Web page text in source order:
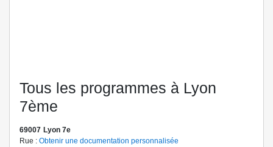
Tous les programmes à Lyon
7ème
69007 Lyon 7e
Rue : Obtenir une documentation personnalisée